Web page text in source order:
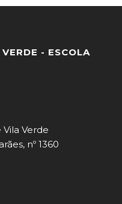
- ESCOLA
Verde
nº 1360